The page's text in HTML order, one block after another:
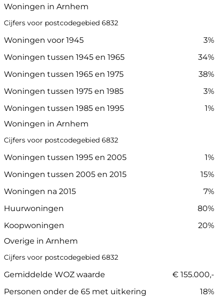
Woningen in Arnhem
Cijfers voor postcodegebied 6832
Woningen voor 1945
3%
Woningen tussen 1945 en 1965
34%
Woningen tussen 1965 en 1975
38%
Woningen tussen 1975 en 1985
3%
Woningen tussen 1985 en 1995
1%
Woningen in Arnhem
Cijfers voor postcodegebied 6832
Woningen tussen 1995 en 2005
1%
Woningen tussen 2005 en 2015
15%
Woningen na 2015
7%
Huurwoningen
80%
Koopwoningen
20%
Overige in Arnhem
Cijfers voor postcodegebied 6832
Gemiddelde WOZ waarde
€ 155.000,-
Personen onder de 65 met uitkering
18%